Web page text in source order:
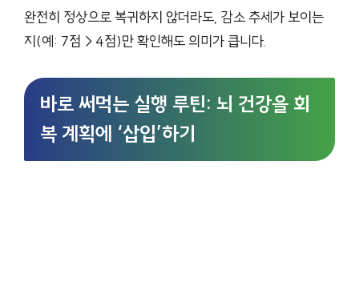
완전히 정상으로 복귀하지 않더라도, 감소 추세가 보이는
지(예: 7점→4점)만 확인해도 의미가 큽니다.
바로 써먹는 실행 루틴: 뇌 건강을 회
복 계획에 ‘삽입’하기